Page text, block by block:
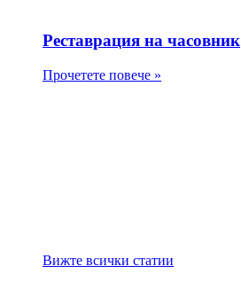
Реставрация на часовник
Прочетете повече »
Вижте всички статии